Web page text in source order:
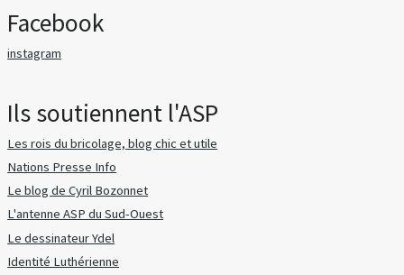
Facebook
instagram
Ils soutiennent l'ASP
Les rois du bricolage, blog chic et utile
Nations Presse Info
Le blog de Cyril Bozonnet
L'antenne ASP du Sud-Ouest
Le dessinateur Ydel
Identité Luthérienne